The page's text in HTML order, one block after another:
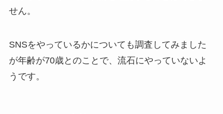
せん。
SNSをやっているかについても調査してみました
が年齢が70歳とのことで、流石にやっていないよ
うです。